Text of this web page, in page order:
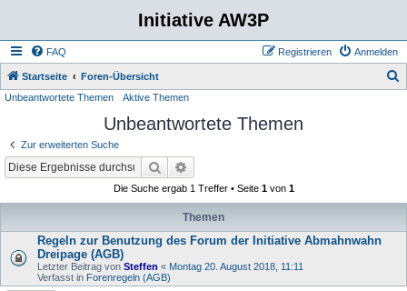
Initiative AW3P
FAQ Anmelden
Registrieren
Startseite Foren-Übersicht
Unbeantwortete Themen Aktive Themen
Unbeantwortete Themen
Zur erweiterten Suche
Suche
Die Suche ergab 1 Treffer • Seite 1von 1
Themen
Regeln zur Benutzung des Forum der Initiative Abmahnwahn
Dreipage (AGB)
Letzter Beitrag von Steffen « Montag 20. August 2018, 11:11
Verfasst in Forenregeln (AGB)